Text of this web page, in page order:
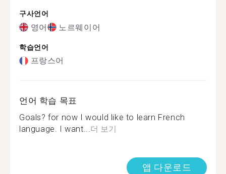
구사언어
영어 노르웨이어
학습언어
프랑스어
언어 학습 목표
Goals? for now I would like to learn French
language. I want...더 보기
앱 다운로드